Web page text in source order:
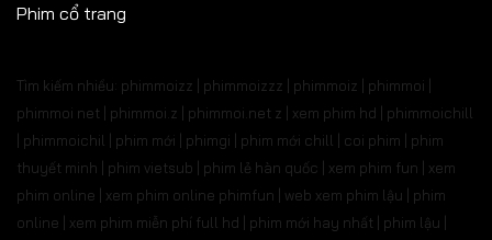
Phim cổ trang
Tìm kiếm nhiều: phimmoizz | phimmoizzz | phimmoiz | phimmoi |
phimmoi net | phimmoi.z | phimmoi.net z | xem phim hd | phimmoichill
| phimmoichil | phim mới | phimgi | phim mới chill | coi phim | phim
thuyết minh | phim vietsub | phim lẻ hàn quốc | xem phim fun | xem
phim online | xem phim online phimfun | web xem phim lậu | phim
online | xem phim miễn phí full hd | phim mới hay nhất | phim lậu |